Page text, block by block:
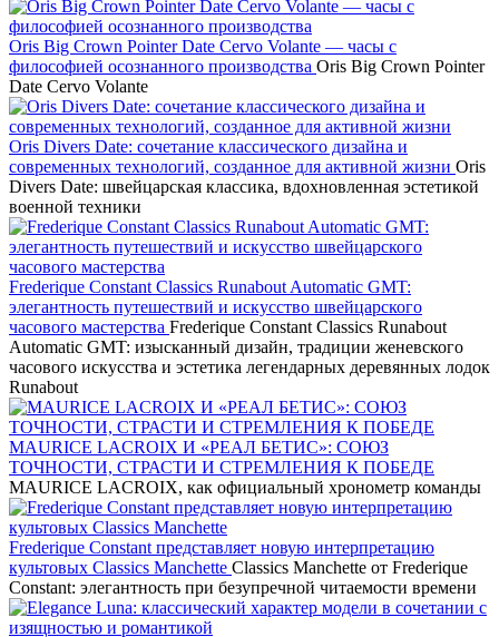
Oris Big Crown Pointer Date Cervo Volante — часы с
философией осознанного производства Oris Big Crown Pointer
Date Cervo Volante
Oris Divers Date: сочетание классического дизайна и
современных технологий, созданное для активной жизни Oris
Divers Date: швейцарская классика, вдохновленная эстетикой
военной техники
Frederique Constant Classics Runabout Automatic GMT:
элегантность путешествий и искусство швейцарского
часового мастерства Frederique Constant Classics Runabout
Automatic GMT: изысканный дизайн, традиции женевского
часового искусства и эстетика легендарных деревянных лодок
Runabout
MAURICE LACROIX И «РЕАЛ БЕТИС»: СОЮЗ
ТОЧНОСТИ, СТРАСТИ И СТРЕМЛЕНИЯ К ПОБЕДЕ
MAURICE LACROIX, как официальный хронометр команды
Frederique Constant представляет новую интерпретацию
культовых Classics Manchette Classics Manchette от Frederique
Constant: элегантность при безупречной читаемости времени